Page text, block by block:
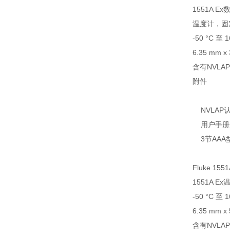
1551A Ex
温度计，
-50 °C 至
6.35 mm x
含有
附件
NVLAP
用户手册
3节AAA
Fluke
1551A Ex
-50 °C 至
6.35 mm x
含有